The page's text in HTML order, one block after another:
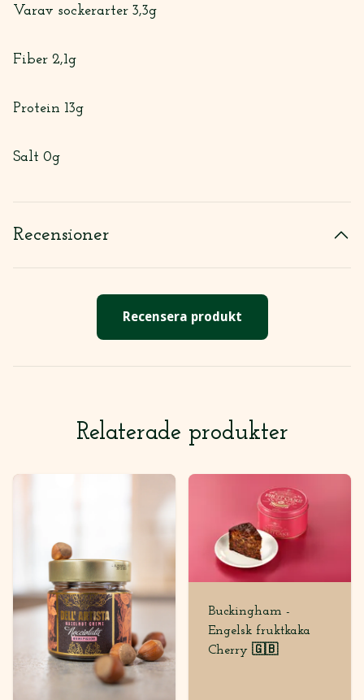
Varav sockerarter 3,3g
Fiber 2,1g
Protein 13g
Salt 0g
Recensioner
Recensera produkt
Relaterade produkter
Buckingham -
Engelsk fruktkaka
Cherry 🇬🇧